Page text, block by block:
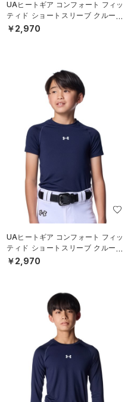
UAヒートギア コンフォート フィッ
ティド ショートスリーブ クルーネ
ック シャツ（ベースボール/BOY
￥2,970
UAヒートギア コンフォート フィッ
ティド ショートスリーブ クルーネ
ック シャツ（ベースボール/BOY
￥2,970